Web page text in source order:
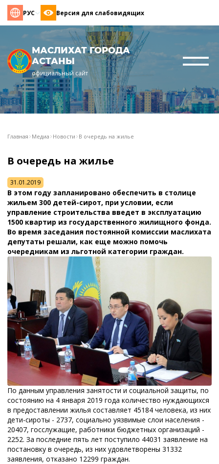
РУС Версия для слабовидящих
МАСЛИХАТ ГОРОДА
АСТАНЫ
официальный сайт
Главная Медиа Новости В очередь на жилье
В очередь на жилье
31.01.2019
В этом году запланировано обеспечить в столице
жильем 300 детей-сирот, при условии, если
управление строительства введет в эксплуатацию
1500 квартир из государственного жилищного фонда.
Во время заседания постоянной комиссии маслихата
депутаты решали, как еще можно помочь
очередникам из льготной категории граждан.
По данным управления занятости и социальной защиты, по
состоянию на 4 января 2019 года количество нуждающихся
в предоставлении жилья составляет 45184 человека, из них
дети-сироты - 2737, социально уязвимые слои населения -
20407, госслужащие, работники бюджетных организаций -
2252. За последние пять лет поступило 44031 заявление на
постановку в очередь, из них удовлетворены 31332
заявления, отказано 12299 граждан.